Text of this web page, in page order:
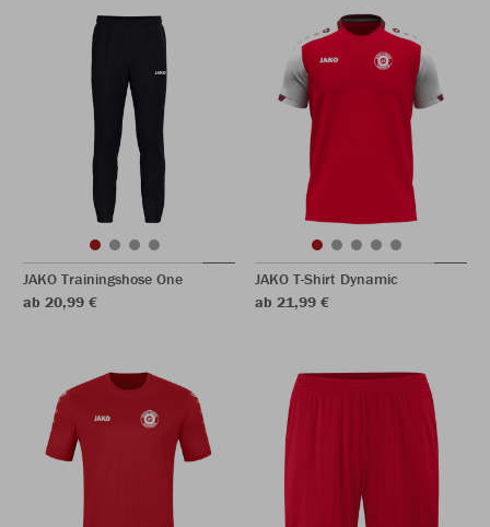
JAKO Trainingshose One
ab 20,99 €
JAKO T-Shirt Dynamic
ab 21,99 €